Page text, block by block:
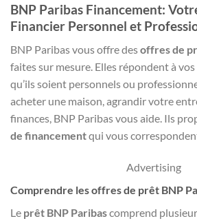
BNP Paribas Financement:
Financier Personnel et
BNP Paribas vous offre desoffres de
faites sur mesure. Elles répondent à
qu’ils soient personnels ou
acheter une maison, agrandir votre
finances, BNP Paribas vous aide. Ils
de financementqui vous
Advertising
Comprendre les offres de prêt BNP
Le prêt BNP Paribascomprend